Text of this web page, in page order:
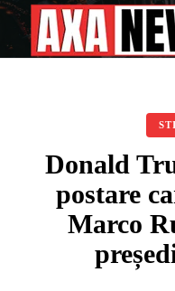
Donald
postare
Marco